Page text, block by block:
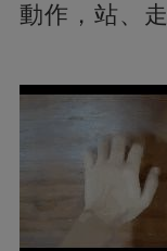
動作，站、